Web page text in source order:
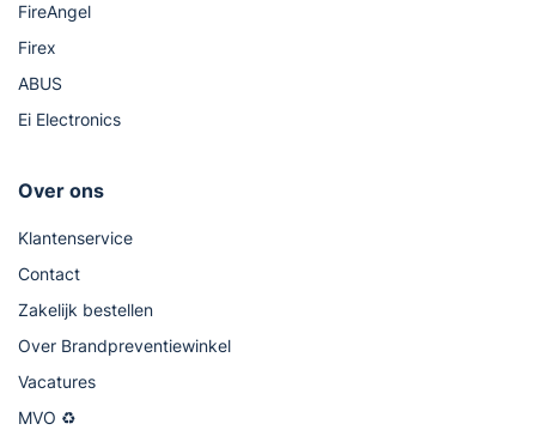
FireAngel
Firex
ABUS
Ei Electronics
Over ons
Klantenservice
Contact
Zakelijk bestellen
Over Brandpreventiewinkel
Vacatures
MVO ♻